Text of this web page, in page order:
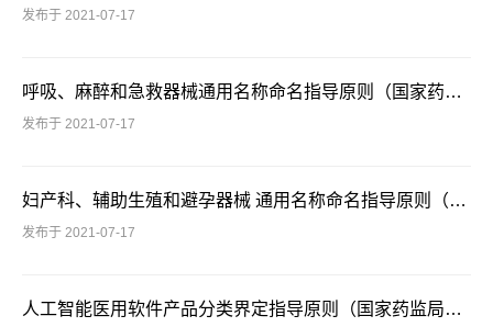
发布于 2021-07-17
呼吸、麻醉和急救器械通用名称命名指导原则（国家药监局2021年第48号）
发布于 2021-07-17
妇产科、辅助生殖和避孕器械 通用名称命名指导原则（国家药监局2021年第48号）
发布于 2021-07-17
人工智能医用软件产品分类界定指导原则（国家药监局2021年第47号）